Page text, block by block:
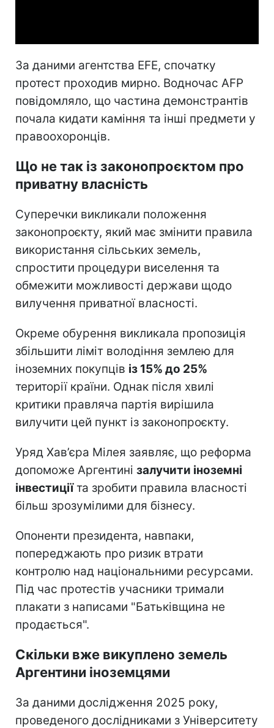
За даними агентства EFE, спочатку
протест проходив мирно. Водночас AFP
повідомляло, що частина демонстрантів
почала кидати каміння та інші предмети у
правоохоронців.
Що не так із законопроєктом про
приватну власність
Суперечки викликали положення
законопроєкту, який має змінити правила
використання сільських земель,
спростити процедури виселення та
обмежити можливості держави щодо
вилучення приватної власності.
Окреме обурення викликала пропозиція
збільшити ліміт володіння землею для
іноземних покупців із 15% до 25%
території країни. Однак після хвилі
критики правляча партія вирішила
вилучити цей пункт із законопроєкту.
Уряд Хав’єра Мілея заявляє, що реформа
допоможе Аргентині залучити іноземні
інвестиціїта зробити правила власності
більш зрозумілими для бізнесу.
Опоненти президента, навпаки,
попереджають про ризик втрати
контролю над національними ресурсами.
Під час протестів учасники тримали
плакати з написами "Батьківщина не
продається".
Скільки вже викуплено земель
Аргентини іноземцями
За даними дослідження 2025 року,
проведеного дослідниками з Університету